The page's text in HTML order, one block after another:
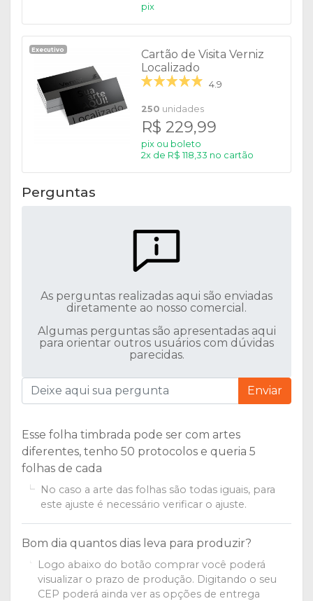
pix
Executivo
Cartão de Visita Verniz
Localizado
4.9
250 unidades
R$ 229,99
pix ou boleto
2x de R$ 118,33 no cartão
Perguntas
As perguntas realizadas aqui são enviadas
diretamente ao nosso comercial.
Algumas perguntas são apresentadas aqui
para orientar outros usuários com dúvidas
parecidas.
Enviar
Esse folha timbrada pode ser com artes
diferentes, tenho 50 protocolos e queria 5
folhas de cada
No caso a arte das folhas são todas iguais, para
este ajuste é necessário verificar o ajuste.
Bom dia quantos dias leva para produzir?
Logo abaixo do botão comprar você poderá
visualizar o prazo de produção. Digitando o seu
CEP poderá ainda ver as opções de entrega